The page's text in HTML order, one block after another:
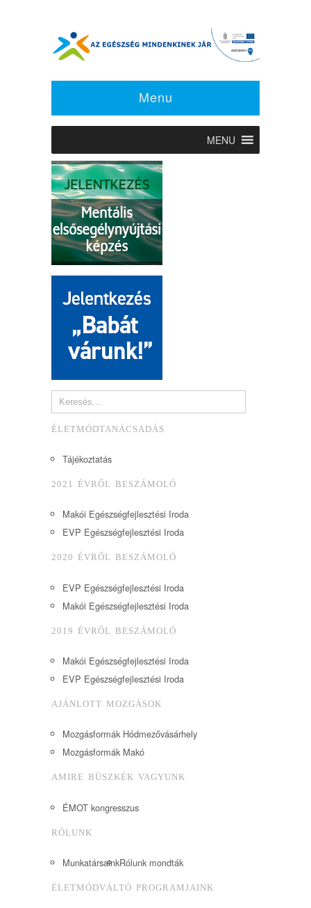
Menu
MENU
ÉLETMÓDTANÁCSADÁS
Tájékoztatás
2021 ÉVRŐL BESZÁMOLÓ
Makói Egészségfejlesztési Iroda
EVP Egészségfejlesztési Iroda
2020 ÉVRŐL BESZÁMOLÓ
EVP Egészségfejlesztési Iroda
Makói Egészségfejlesztési Iroda
2019 ÉVRŐL BESZÁMOLÓ
Makói Egészségfejlesztési Iroda
EVP Egészségfejlesztési Iroda
AJÁNLOTT MOZGÁSOK
Mozgásformák Hódmezővásárhely
Mozgásformák Makó
AMIRE BÜSZKÉK VAGYUNK
ÉMOT kongresszus
RÓLUNK
MunkatársainkRólunk mondták
ÉLETMÓDVÁLTÓ PROGRAMJAINK